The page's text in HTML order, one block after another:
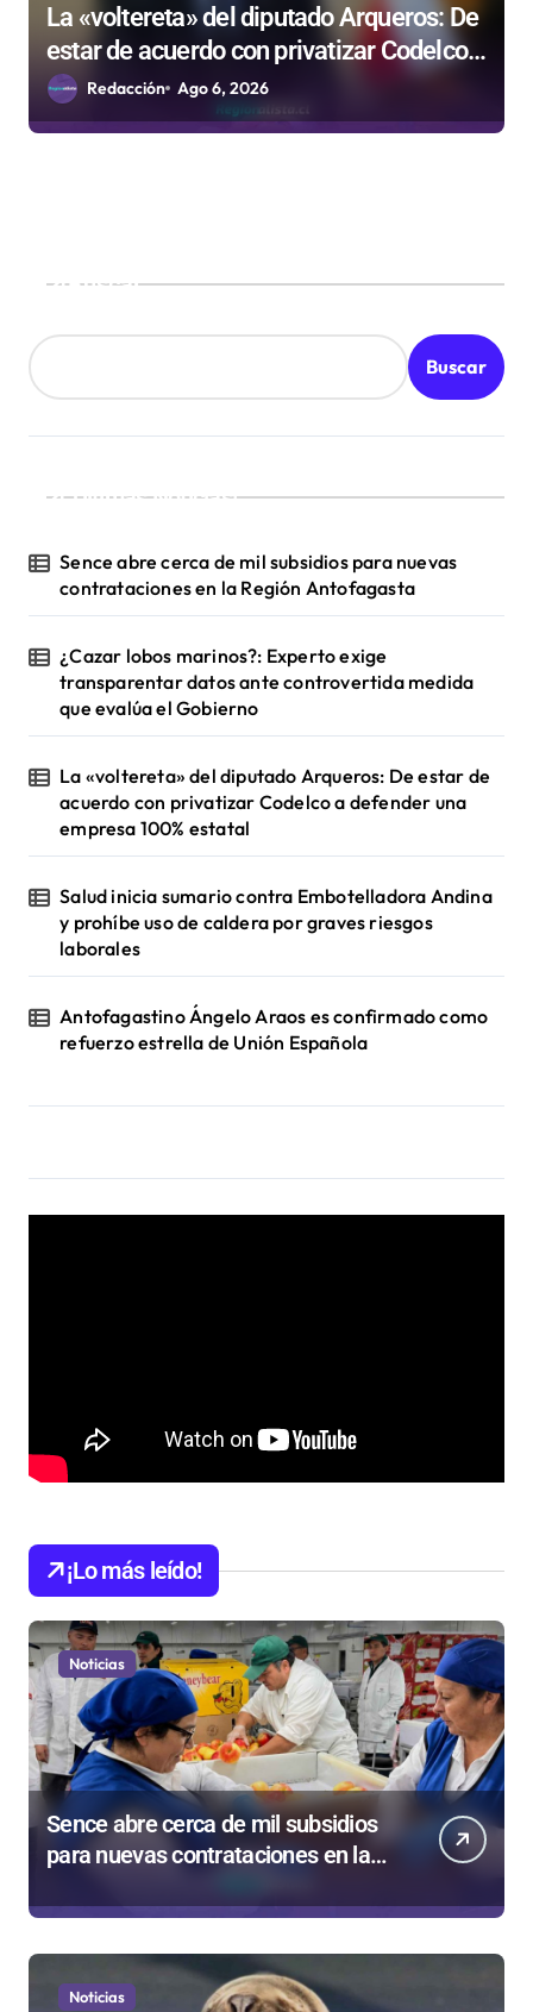
La «voltereta» del diputado Arqueros: De
estar de acuerdo con privatizar Codelco a
defender una empresa 100% estatal
Redacción Ago 6, 2026
Buscar
Buscar
¡Ultimas Noticias!
Sence abre cerca de mil subsidios para nuevas
contrataciones en la Región Antofagasta
¿Cazar lobos marinos?: Experto exige
transparentar datos ante controvertida medida
que evalúa el Gobierno
La «voltereta» del diputado Arqueros: De estar de
acuerdo con privatizar Codelco a defender una
empresa 100% estatal
Salud inicia sumario contra Embotelladora Andina
y prohíbe uso de caldera por graves riesgos
laborales
Antofagastino Ángelo Araos es confirmado como
refuerzo estrella de Unión Española
¡Lo más leído!
Noticias
Sence abre cerca de mil subsidios
para nuevas contrataciones en la
Noticias